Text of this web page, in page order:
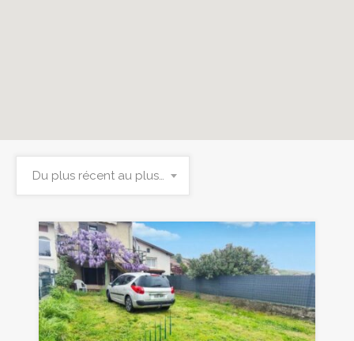
Du plus récent au plus ancien